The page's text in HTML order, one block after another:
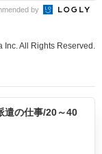
by
Inc. All Rights Reserved.
遣の仕事/20～40